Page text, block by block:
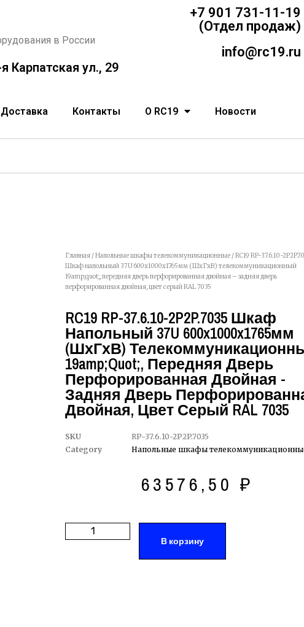
в России
Карпатская ул., 29
+7 901 731-11-19
(Отдел продаж)
info@rc19.ru
Доставка Контакты О RC19 Новости
Главная /Напольные шкафы телекоммуникационные / RC19 RP-37.6.10-
Шкаф напольный 37U 600x1000x1765мм (ШхГхВ) телекоммуникационный
19amp;quot;, передняя дверь перфорированная двойная – задняя дверь
перфорированная двойная, цвет серый RAL 7035
RC19 RP-37.6.10-2P2P.7035 Шкаф
Напольный 37U 600x1000x1765мм
(ШхГхВ)
19amp;quot;, Передняя Дверь
Перфорированная Двойная -
Задняя Дверь
Двойная, Цвет Серый RAL 7035
SKU
RP-37.6.10-2P2P.7035
Category
Напольные шкафы
63576,50 ₽
В корзину